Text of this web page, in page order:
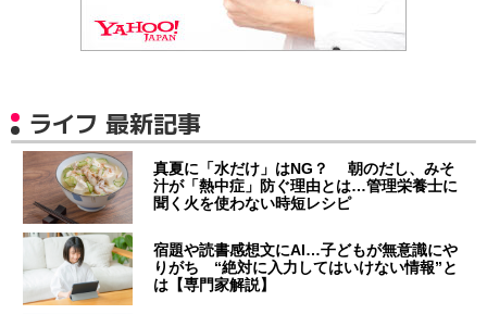
ライフ 最新記事
真夏に「水だけ」はNG？ 朝のだし、みそ
汁が「熱中症」防ぐ理由とは…管理栄養士に
聞く火を使わない時短レシピ
宿題や読書感想文にAI…子どもが無意識にや
りがち “絶対に入力してはいけない情報”と
は【専門家解説】